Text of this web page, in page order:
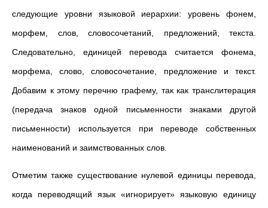
следующие уровни языковой иерархии: уровень фонем,
морфем, слов, словосочетаний, предложений, текста.
Следовательно, единицей перевода считается фонема,
морфема, слово, словосочетание, предложение и текст.
Добавим к этому перечню графему, так как транслитерация
(передача знаков одной письменности знаками другой
письменности) используется при переводе собственных
наименований и заимствованных слов.
Отметим также существование нулевой единицы перевода,
когда переводящий язык «игнорирует» языковую единицу